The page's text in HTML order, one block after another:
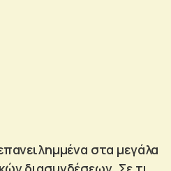
στα μεγάλα